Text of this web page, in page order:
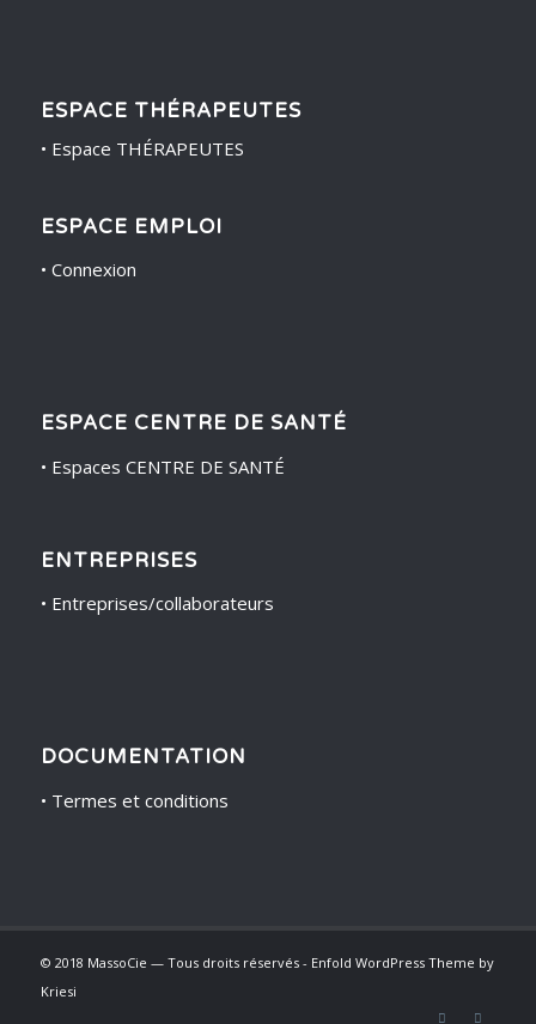
ESPACE THÉRAPEUTES
• Espace THÉRAPEUTES
ESPACE EMPLOI
• Connexion
ESPACE CENTRE DE SANTÉ
• Espaces CENTRE DE SANTÉ
ENTREPRISES
• Entreprises/collaborateurs
DOCUMENTATION
• Termes et conditions
© 2018 MassoCie — Tous droits réservés - Enfold WordPress Theme by
Kriesi